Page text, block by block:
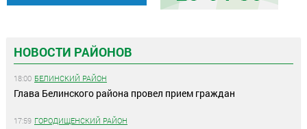
НОВОСТИ РАЙОНОВ
18:00 БЕЛИНСКИЙ РАЙОН
Глава Белинского района провел прием граждан
17:59 ГОРОДИЩЕНСКИЙ РАЙОН